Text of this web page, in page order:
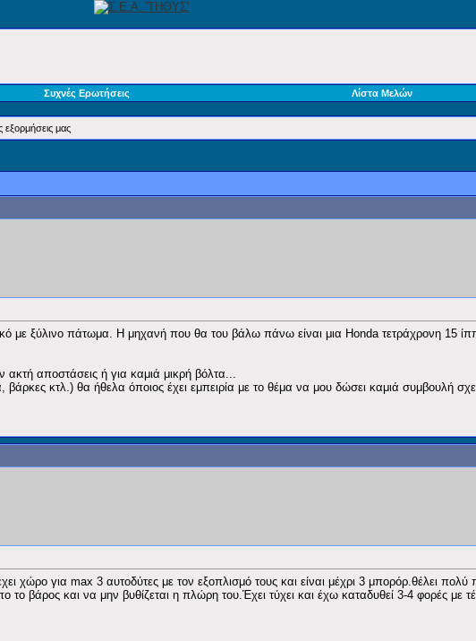
Συχνές Ερωτήσεις Λίστα Μελών
εξορμήσεις μας
ξύλινο πάτωμα. Η μηχανή που θα του βάλω πάνω είναι μια Honda τετράχρονη 15
ακτή αποστάσεις ή για καμιά μικρή βόλτα...
κτλ.) θα ήθελα όποιος έχει εμπειρία με το θέμα να μου δώσει καμιά συμβουλή
χώρο για max 3 αυτοδύτες με τον εξοπλισμό τους και είναι μέχρι 3 μπορόρ.θέλει
βάρος και να μην βυθίζεται η πλώρη του.Έχει τύχει και έχω καταδυθεί 3-4 φορές με